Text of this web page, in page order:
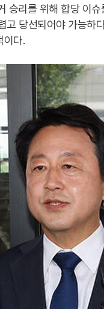
승리를 위해 합당 이
고 당선되어야 가능하
이다.